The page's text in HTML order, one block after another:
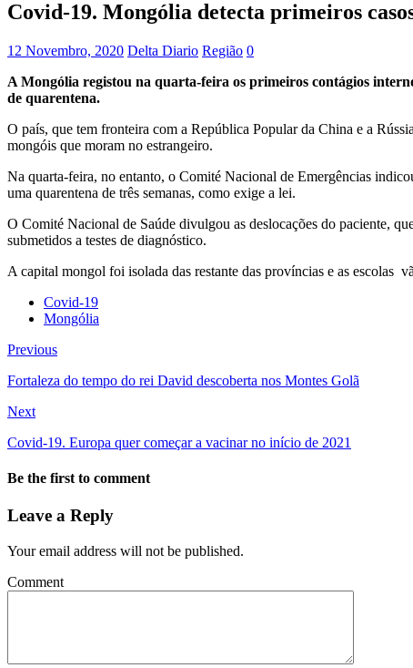
Covid-19. Mongólia detecta primeiros
12 Novembro, 2020 Delta Diario Região 0
A Mongólia registou na quarta-feira os primeiros contágios
de quarentena.
O país, que tem fronteira com a República Popular da China e a
mongóis que moram no estrangeiro.
Na quarta-feira, no entanto, o Comité Nacional de Emergências
uma quarentena de três semanas, como exige a lei.
O Comité Nacional de Saúde divulgou as deslocações do paciente,
submetidos a testes de diagnóstico.
A capital mongol foi isolada das restante das províncias e as escolas
Covid-19
Mongólia
Previous
Fortaleza do tempo do rei David descoberta nos Montes Golã
Next
Covid-19. Europa quer começar a vacinar no início de 2021
Be the first to comment
Leave a Reply
Your email address will not be published.
Comment